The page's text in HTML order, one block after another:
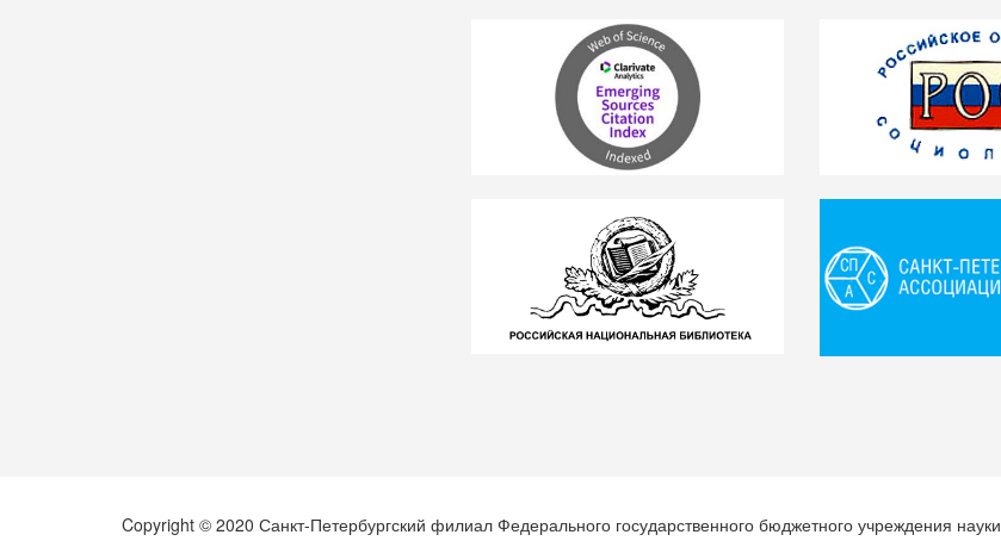
Copyright © 2020 Санкт-Петербургский филиал Федерального государственного бюджетного учреждения науки